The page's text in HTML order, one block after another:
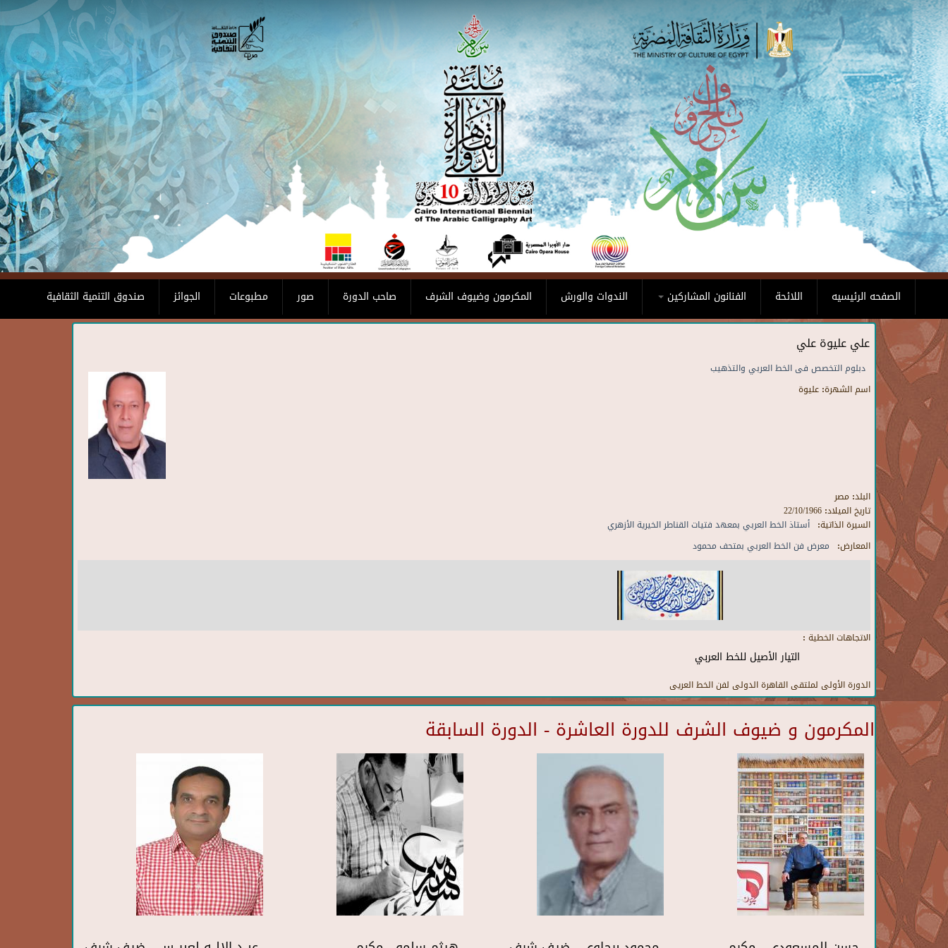
Skip to main content
صندوق التنمية الثقافية الجوائز مطبوعات صور صاحب الدورة المكرمون وضيوف الشرف الندوات والورش الفنانون المشاركين اللائحة الصفحه الرئيسيه
علي عليوة علي
دبلوم التخصص فى الخط العربي والتذهيب
اسم الشهرة: عليوة
البلد: مصر
تاريخ الميلاد: 22/10/1966
السيرة الذاتية: أستاذ الخط العربي بمعهد فتيات القناطر الخيرية الأزهري
المعارض: معرض فن الخط العربي بمتحف محمود
الاتجاهات الخطية :
التيار الأصيل للخط العربي
الدورة الأولى لملتقى القاهرة الدولى لفن الخط العريى
المكرمون و ضيوف الشرف للدورة العاشرة - الدورة السابقة